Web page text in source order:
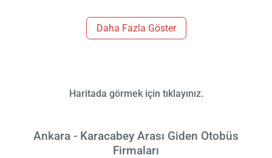
Daha Fazla Göster
Haritada görmek için tıklayınız.
Ankara - Karacabey Arası Giden Otobüs
Firmaları